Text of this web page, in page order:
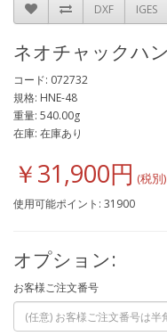
DXF IGES
ネオチャックハ
コード: 072732
規格: HNE-48
重量: 540.00g
在庫: 在庫あり
￥31,900円
使用可能ポイント: 31900
オプション:
お客様ご注文番号